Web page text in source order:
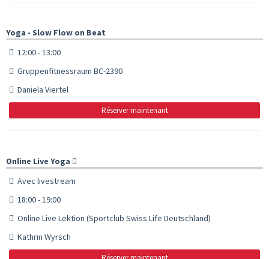
Yoga - Slow Flow on Beat
12:00 - 13:00
Gruppenfitnessraum BC-2390
Daniela Viertel
Réserver maintenant
Online Live Yoga
Avec livestream
18:00 - 19:00
Online Live Lektion (Sportclub Swiss Life Deutschland)
Kathrin Wyrsch